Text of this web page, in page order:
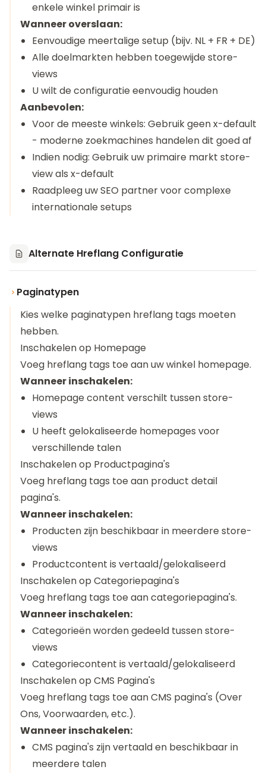
enkele winkel primair is
Wanneer overslaan:
Eenvoudige meertalige setup (bijv. NL + FR + DE)
Alle doelmarkten hebben toegewijde store-
views
U wilt de configuratie eenvoudig houden
Aanbevolen:
Voor de meeste winkels: Gebruik geen x-default
- moderne zoekmachines handelen dit goed af
Indien nodig: Gebruik uw primaire markt store-
view als x-default
Raadpleeg uw SEO partner voor complexe
internationale setups
Alternate Hreflang Configuratie
Paginatypen
Kies welke paginatypen hreflang tags moeten
hebben.
Inschakelen op Homepage
Voeg hreflang tags toe aan uw winkel homepage.
Wanneer inschakelen:
Homepage content verschilt tussen store-
views
U heeft gelokaliseerde homepages voor
verschillende talen
Inschakelen op Productpagina's
Voeg hreflang tags toe aan product detail
pagina's.
Wanneer inschakelen:
Producten zijn beschikbaar in meerdere store-
views
Productcontent is vertaald/gelokaliseerd
Inschakelen op Categoriepagina's
Voeg hreflang tags toe aan categoriepagina's.
Wanneer inschakelen:
Categorieën worden gedeeld tussen store-
views
Categoriecontent is vertaald/gelokaliseerd
Inschakelen op CMS Pagina's
Voeg hreflang tags toe aan CMS pagina's (Over
Ons, Voorwaarden, etc.).
Wanneer inschakelen:
CMS pagina's zijn vertaald en beschikbaar in
meerdere talen